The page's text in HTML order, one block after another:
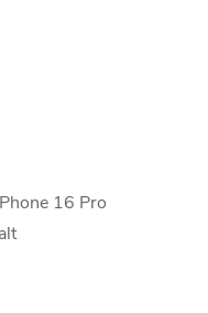
16 Pro